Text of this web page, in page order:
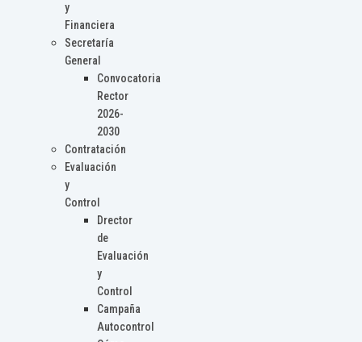
y
Financiera
Secretaría
General
Convocatoria
Rector
2026-
2030
Contratación
Evaluación
y
Control
Drector
de
Evaluación
y
Control
Campaña
Autocontrol